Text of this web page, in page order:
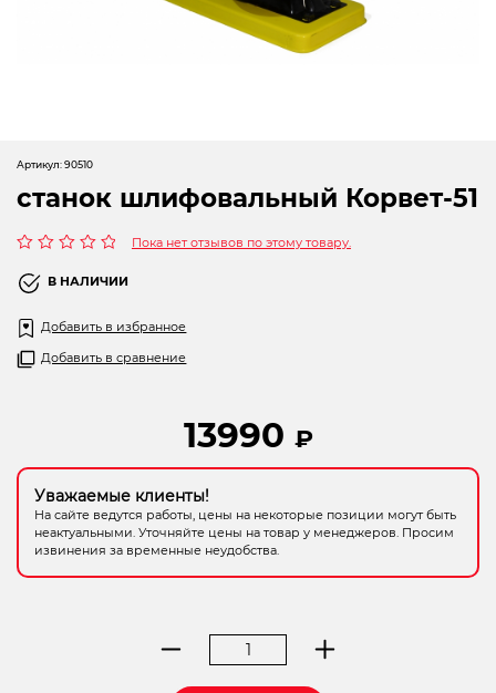
Компрессорное оборудование
Расходные материалы и оснастка
Сад-огород
Садовая техника
Сварочное оборудование
Электроинструмент
Электрохозтовары
Артикул:90510
станок шлифовальный Корвет-51
0
из
Пока нет отзывов по этому товару.
В НАЛИЧИИ
Добавить в избранное
Добавить в сравнение
13990 ₽
Уважаемые клиенты!
На сайте ведутся работы, цены на некоторые позиции могут быть
неактуальными. Уточняйте цены на товар у менеджеров. Просим
извинения за временные неудобства.
Количество